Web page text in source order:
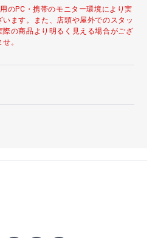
のPC・携帯のモニター環境により実
ます。また、店頭や屋外でのスタッ
の商品より明るく見える場合がござ
。